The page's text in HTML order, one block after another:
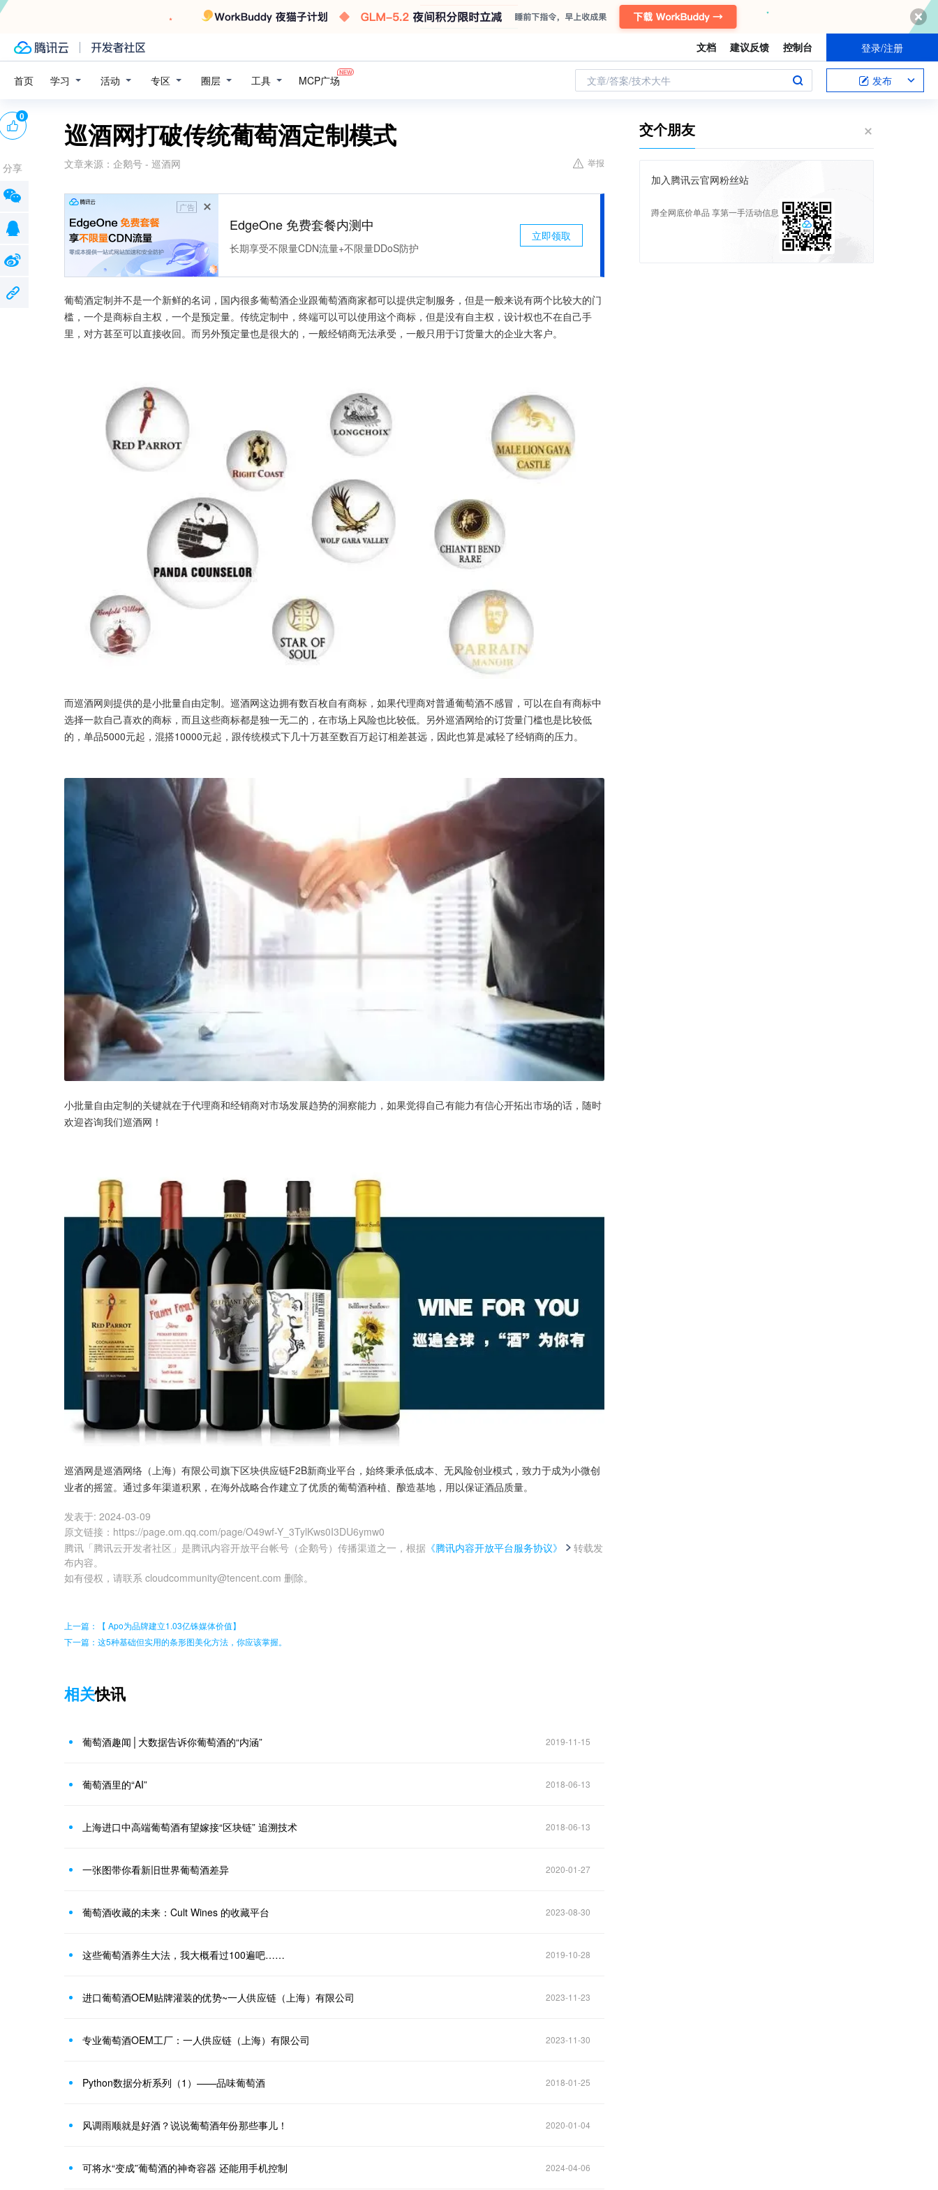
文档 建议反馈 控制台 登录/注册
首页 学习 活动 专区 圈层 工具 MCP广场 文章/答案/技术大牛 发布
巡酒网打破传统葡萄酒定制模式
文章来源： 企鹅号 - 巡酒网 举报
广告
EdgeOne 免费套餐内测中
长期享受不限量CDN流量+不限量DDoS防护
立即领取
葡萄酒定制并不是一个新鲜的名词，国内很多葡萄酒企业跟葡萄酒商家都可以提供定制服务，但是一般来说有两个比较大的门
槛，一个是商标自主权，一个是预定量。传统定制中，终端可以可以使用这个商标，但是没有自主权，设计权也不在自己手
里，对方甚至可以直接收回。而另外预定量也是很大的，一般经销商无法承受，一般只用于订货量大的企业大客户。
而巡酒网则提供的是小批量自由定制。巡酒网这边拥有数百枚自有商标，如果代理商对普通葡萄酒不感冒，可以在自有商标中
选择一款自己喜欢的商标，而且这些商标都是独一无二的，在市场上风险也比较低。另外巡酒网给的订货量门槛也是比较低
的，单品5000元起，混搭10000元起，跟传统模式下几十万甚至数百万起订相差甚远，因此也算是减轻了经销商的压力。
小批量自由定制的关键就在于代理商和经销商对市场发展趋势的洞察能力，如果觉得自己有能力有信心开拓出市场的话，随时
欢迎咨询我们巡酒网！
巡酒网是巡酒网络（上海）有限公司旗下区块供应链F2B新商业平台，始终秉承低成本、无风险创业模式，致力于成为小微创
业者的摇篮。通过多年渠道积累，在海外战略合作建立了优质的葡萄酒种植、酿造基地，用以保证酒品质量。
发表于: 2024-03-09
原文链接 ： https://page.om.qq.com/page/O49wf-Y_3TylKws0I3DU6ymw0
腾讯「腾讯云开发者社区」是腾讯内容开放平台帐号（企鹅号）传播渠道之一，根据 《腾讯内容开放平台服务协议》
转载发
布内容。
如有侵权，请联系 cloudcommunity@tencent.com 删除。
0
分享
上一篇：【 Apo为品牌建立1.03亿铢媒体价值】
下一篇：这5种基础但实用的条形图美化方法，你应该掌握。
相关快讯
葡萄酒趣闻│大数据告诉你葡萄酒的“内涵” 2019-11-15
葡萄酒里的“AI” 2018-06-13
上海进口中高端葡萄酒有望嫁接“区块链” 追溯技术 2018-06-13
一张图带你看新旧世界葡萄酒差异 2020-01-27
葡萄酒收藏的未来：Cult Wines 的收藏平台 2023-08-30
这些葡萄酒养生大法，我大概看过100遍吧…… 2019-10-28
进口葡萄酒OEM贴牌灌装的优势~一人供应链（上海）有限公司 2023-11-23
专业葡萄酒OEM工厂：一人供应链（上海）有限公司 2023-11-30
Python数据分析系列（1）——品味葡萄酒 2018-01-25
风调雨顺就是好酒？说说葡萄酒年份那些事儿！ 2020-01-04
可将水“变成”葡萄酒的神奇容器 还能用手机控制 2024-04-06
交个朋友
加入腾讯云官网粉丝站
蹲全网底价单品 享第一手活动信息